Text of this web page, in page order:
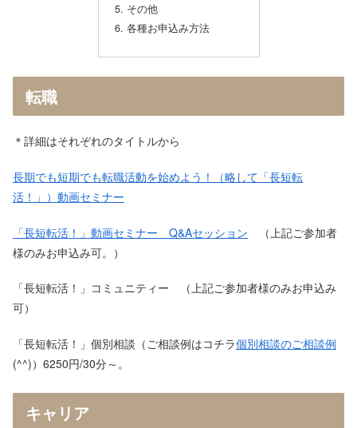
その他
各種お申込み方法
転職
＊詳細はそれぞれのタイトルから
長期でも短期でも転職活動を始めよう！（略して「長短転
活！」）動画セミナー
「長短転活！」動画セミナー Q&Aセッション （上記ご参加者
様のみお申込み可。）
「長短転活！」コミュニティー （上記ご参加者様のみお申込み
可）
「長短転活！」個別相談（ご相談例はコチラ個別相談のご相談例
(^^)）6250円/30分～。
キャリア